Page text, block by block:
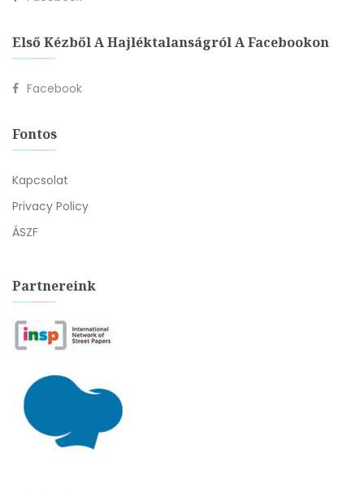
Első Kézből A Hajléktalanságról A Facebookon
Facebook
Fontos
Kapcsolat
Privacy Policy
ÁSZF
Partnereink